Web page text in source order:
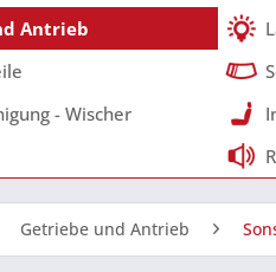
Antrieb
- Wischer
Getriebe und Antrieb